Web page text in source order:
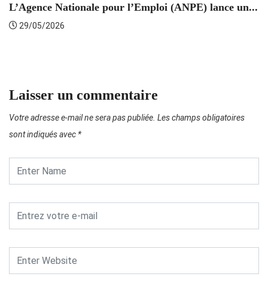
L’Agence Nationale pour l’Emploi (ANPE) lance un...
29/05/2026
Laisser un commentaire
Votre adresse e-mail ne sera pas publiée. Les champs obligatoires
sont indiqués avec *